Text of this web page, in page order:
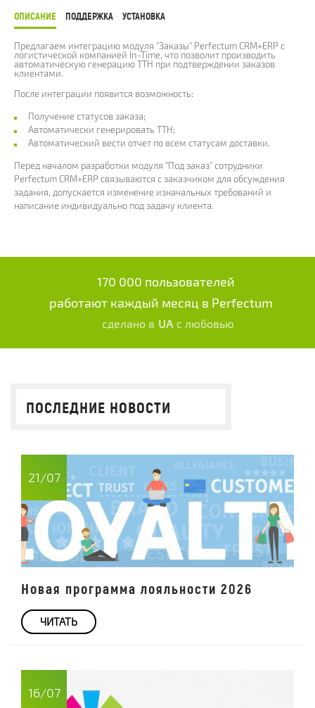
ОПИСАНИЕ ПОДДЕРЖКА УСТАНОВКА
Предлагаем интеграцию модуля "Заказы" Perfectum CRM+ERP с
логистической компанией In-Time, что позволит производить
автоматическую генерацию ТТН при подтверждении заказов
клиентами.
После интеграции появится возможность:
Получение статусов заказа;
Автоматически генерировать ТТН;
Автоматический вести отчет по всем статусам доставки.
Перед началом разработки модуля "Под заказ" сотрудники
Perfectum CRM+ERP связываются с заказчиком для обсуждения
задания, допускается изменение изначальных требований и
написание индивидуально под задачу клиента.
170 000 пользователей
работают каждый месяц в Perfectum
сделано в UA с любовью
ПОСЛЕДНИЕ НОВОСТИ
21/07
Новая программа лояльности 2026
ЧИТАТЬ
16/07